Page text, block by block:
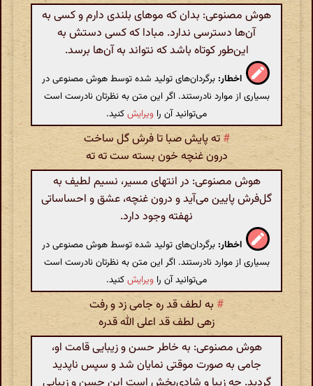
هوش مصنوعی: بدان که موهای بلندی دارم و کسی به
آن‌ها دسترسی ندارد. مبادا که کسی دستش به
این‌طور کوتاه باشد که نتواند به آن‌ها برسد.
اخطار: برگردان‌های تولید شده توسط هوش مصنوعی در
بسیاری از موارد نادرستند. اگر این متن به نظرتان نادرست است
می‌توانید آن را ویرایشکنید.
# ته پایش صبا تا فرش گل ساخت
درون غنچه خون بسته ست ته ته
هوش مصنوعی: در انتهای مسیر، نسیم لطیف به
گل‌فرش پایین می‌آید و درون غنچه، عشق و احساساتی
نهفته وجود دارد.
اخطار: برگردان‌های تولید شده توسط هوش مصنوعی در
بسیاری از موارد نادرستند. اگر این متن به نظرتان نادرست است
می‌توانید آن را ویرایشکنید.
# به لطف قد ره جامی زد و رفت
زهی لطف قد اعلی الله قدره
هوش مصنوعی: به خاطر حسن و زیبایی قامت او،
جامی به صورت موقتی نمایان شد و سپس ناپدید